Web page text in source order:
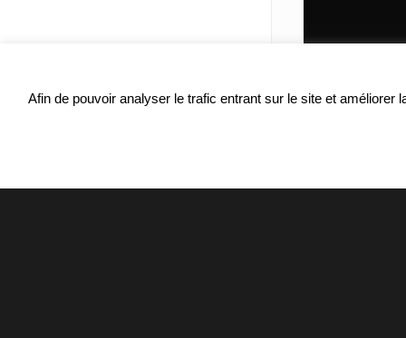
Afin de pouvoir analyser le trafic entrant sur le site et